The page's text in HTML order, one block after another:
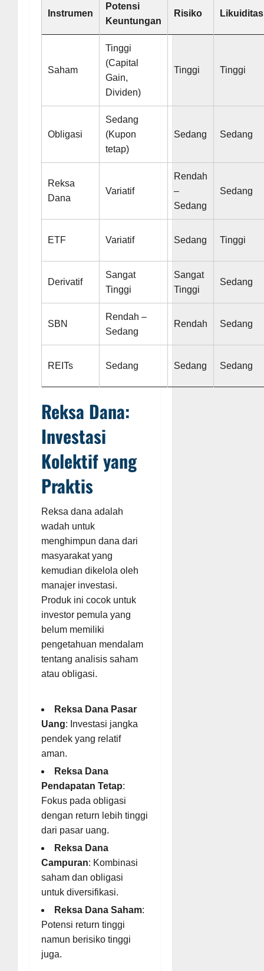
Instrumen
Potensi
Keuntungan
Risiko Likuiditas
Saham
Tinggi
(Capital
Gain,
Dividen)
Tinggi Tinggi
Obligasi
Sedang
(Kupon
tetap)
Sedang Sedang
Reksa
Dana
Variatif
Rendah
–
Sedang
Sedang
ETF Variatif Sedang Tinggi
Derivatif
Sangat
Tinggi
Sangat
Tinggi
Sedang
SBN
Rendah –
Sedang
Rendah Sedang
REITs Sedang Sedang Sedang
Reksa Dana:
Investasi
Kolektif yang
Praktis
Reksa dana adalah
wadah untuk
menghimpun dana dari
masyarakat yang
kemudian dikelola oleh
manajer investasi.
Produk ini cocok untuk
investor pemula yang
belum memiliki
pengetahuan mendalam
tentang analisis saham
atau obligasi.
Reksa Dana Pasar
Uang: Investasi jangka
pendek yang relatif
aman.
Reksa Dana
Pendapatan Tetap:
Fokus pada obligasi
dengan return lebih tinggi
dari pasar uang.
Reksa Dana
Campuran: Kombinasi
saham dan obligasi
untuk diversifikasi.
Reksa Dana Saham:
Potensi return tinggi
namun berisiko tinggi
juga.